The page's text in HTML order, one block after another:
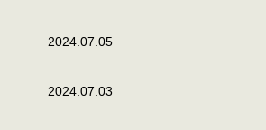
2024.07.05
2024.07.03